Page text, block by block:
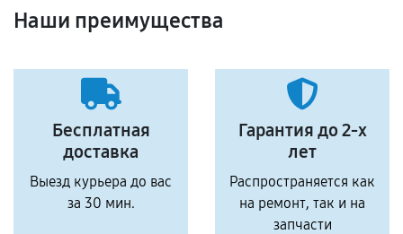
Наши преимущества
Бесплатная
доставка
Выезд курьера до вас
за 30 мин.
Гарантия до 2-х
лет
Распространяется как
на ремонт, так и на
запчасти